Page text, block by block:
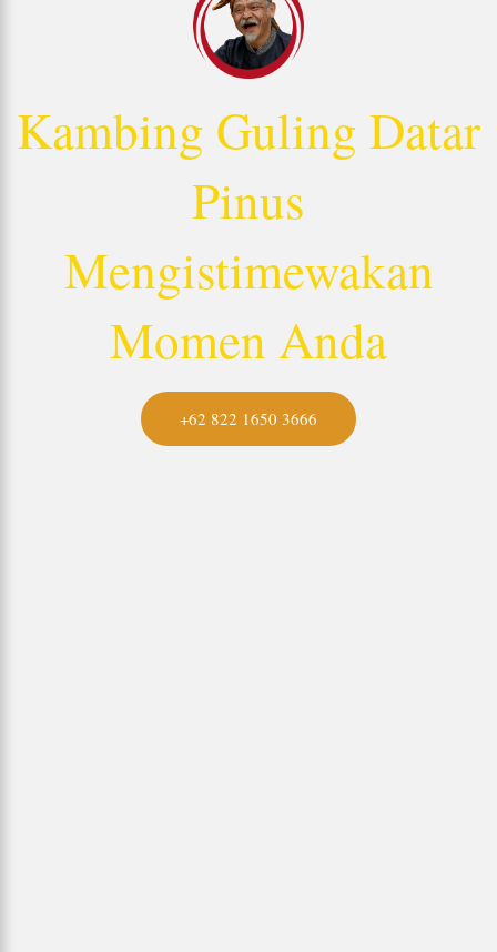
Kambing Guling Datar
Pinus
Mengistimewakan
Momen Anda
+62 822 1650 3666